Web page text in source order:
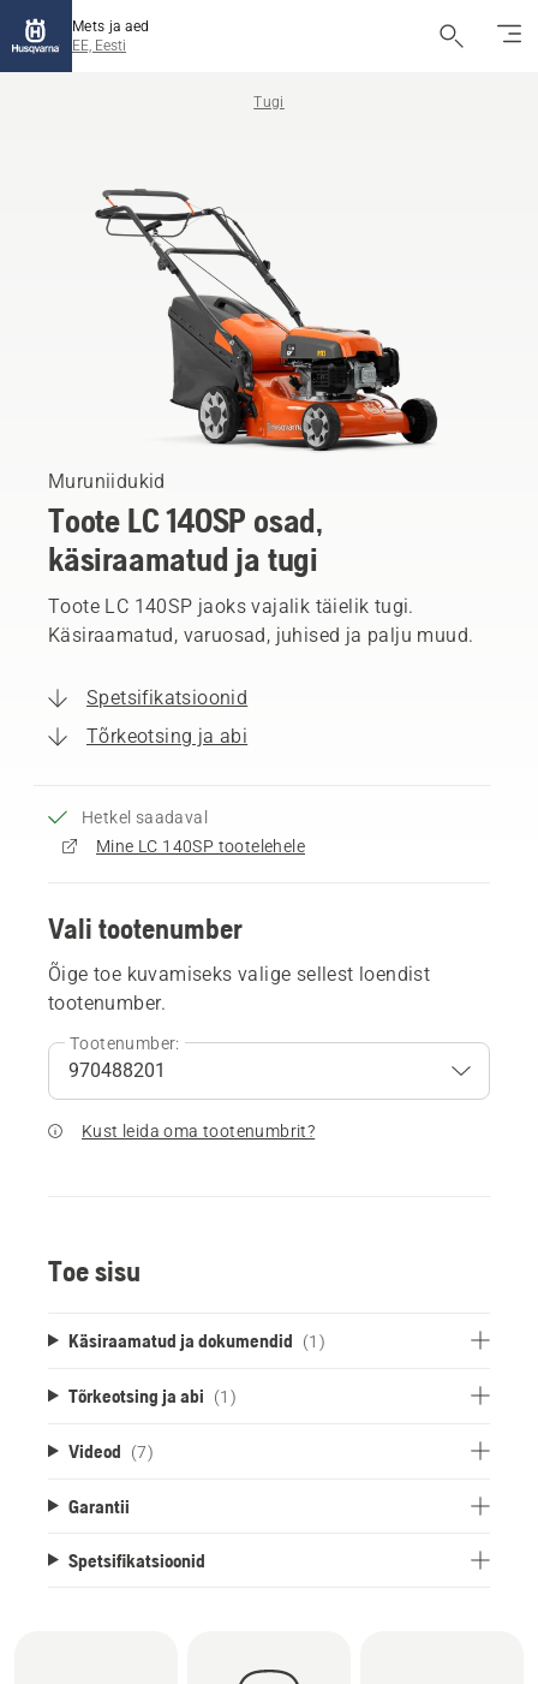
Mets ja aed
EE, Eesti
Tugi
Muruniidukid
Toote LC 140SP osad,
käsiraamatud ja tugi
Toote LC 140SP jaoks vajalik täielik tugi.
Käsiraamatud, varuosad, juhised ja palju muud.
Spetsifikatsioonid
Tõrkeotsing ja abi
Hetkel saadaval
Mine LC 140SP tootelehele
Vali tootenumber
Õige toe kuvamiseks valige sellest loendist
tootenumber.
Tootenumber:
Kust leida oma tootenumbrit?
Toe sisu
Käsiraamatud ja dokumendid (1)
Tõrkeotsing ja abi (1)
Videod (7)
Garantii
Spetsifikatsioonid